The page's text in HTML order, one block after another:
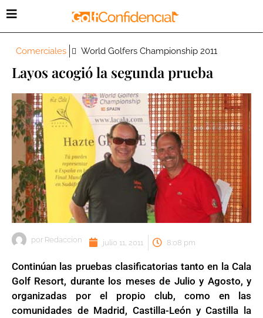
Comerciales World Golfers Championship 2011
Layos acogió la segunda prueba
por Redaccion julio 11, 2011 8:08 pm
Continúan las pruebas clasificatorias tanto en la Cala
Golf Resort, durante los meses de Julio y Agosto, y
organizadas por el propio club, como en las
comunidades de Madrid, Castilla-León y Castilla la